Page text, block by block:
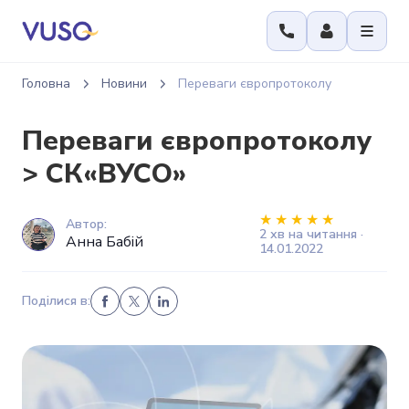
Головна Новини Переваги європротоколу
Переваги європротоколу
> СК«ВУСО»
Автор:
Анна Бабій
2 хв на читання ·
14.01.2022
Поділися в: